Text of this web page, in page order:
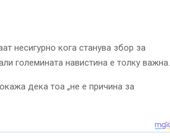
несигурно кога станува збор за
големината навистина е толку важна.
дека тоа „не е причина за